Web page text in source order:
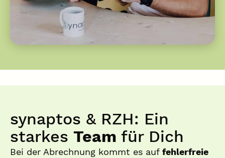
synaptos & RZH: Ein
starkes Team für Dich
Bei der Abrechnung kommt es auf fehlerfreie